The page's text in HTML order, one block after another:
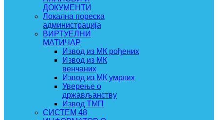
ДОКУМЕНТИ
Локална пореска
администрација
ВИРТУЕЛНИ
МАТИЧАР
Извод из МК рођених
Извод из МК
венчаних
Извод из МК умрлих
Уверење о
држављанству
Извод ТМП
СИСТЕМ 48